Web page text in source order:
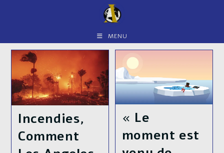
MENU
Incendies,
Comment
« Le
moment est